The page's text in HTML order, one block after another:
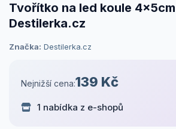
Tvořítko na led koule 4x5cm |
Destilerka.cz
Značka: Destilerka.cz
Nejnižší cena:139 Kč
1 nabídka z e-shopů